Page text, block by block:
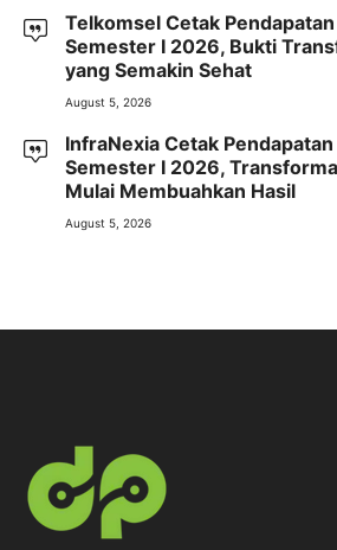
Telkomsel Cetak
Semester I 2026, Bukti
yang Semakin Sehat
August 5, 2026
InfraNexia Cetak
Semester I 2026,
Mulai Membuahkan Hasil
August 5, 2026